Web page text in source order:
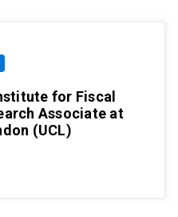
for Fiscal
Associate at
(UCL)